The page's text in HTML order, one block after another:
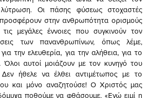
Οι πάσης φύσεως στοχαστές
στην ανθρωπότητα ορισμούς
μεγάλες έννοιες που συγκινούν τον
των πανανθρωπίνων, όπως λέμε,
την ελευθερία, για την αλήθεια, για το
Όλοι αυτοί μοιάζουν με τον κυνηγό του
ήθελε να έλθει αντιμέτωπος με το
και μόνο αναζητούσε! Ο Χριστός μας
ποθούμε να φθάσουμε. «Εγώ ειμί η